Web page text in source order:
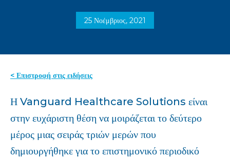
25 Νοέμβριος, 2021
< Επιστροφή στις ειδήσεις
Η Vanguard Healthcare Solutions είναι
στην ευχάριστη θέση να μοιράζεται το δεύτερο
μέρος μιας σειράς τριών μερών που
δημιουργήθηκε για το επιστημονικό περιοδικό